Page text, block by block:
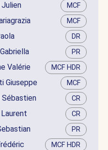
Julien MCF
MCF
DR
PR
Valérie MCF HDR
Giuseppe MCF
Sébastien CR
CR
PR
MCF HDR